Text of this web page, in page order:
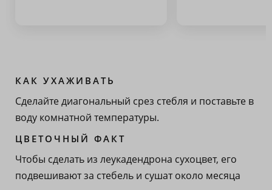
КАК УХАЖИВАТЬ
Сделайте диагональный срез стебля и поставьте в
воду комнатной температуры.
ЦВЕТОЧНЫЙ ФАКТ
Чтобы сделать из леукадендрона сухоцвет, его
подвешивают за стебель и сушат около месяца